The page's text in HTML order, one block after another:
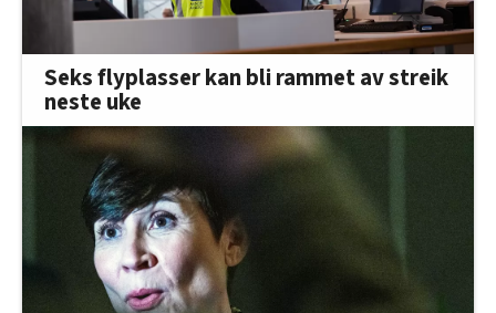
Seks flyplasser kan bli rammet av streik
neste uke